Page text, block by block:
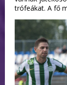
trófeákat. A fő